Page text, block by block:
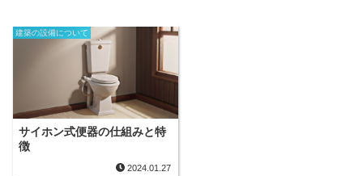
建築の設備について
サイホン式便器の仕組みと特
徴
2024.01.27